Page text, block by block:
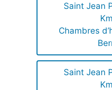
Saint Jean
Chambres
Saint Jean